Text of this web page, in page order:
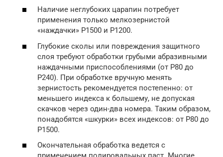
Наличие неглубоких царапин потребует
применения только мелкозернистой
«наждачки» Р1500 и Р1200.
Глубокие сколы или повреждения защитного
слоя требуют обработки грубыми абразивными
наждачными приспособлениями (от Р80 до
Р240). При обработке вручную менять
зернистость рекомендуется постепенно: от
меньшего индекса к большему, не допуская
скачков через один-два номера. Таким образом,
понадобятся «шкурки» всех индексов: от Р80 до
Р1500.
Окончательная обработка ведется с